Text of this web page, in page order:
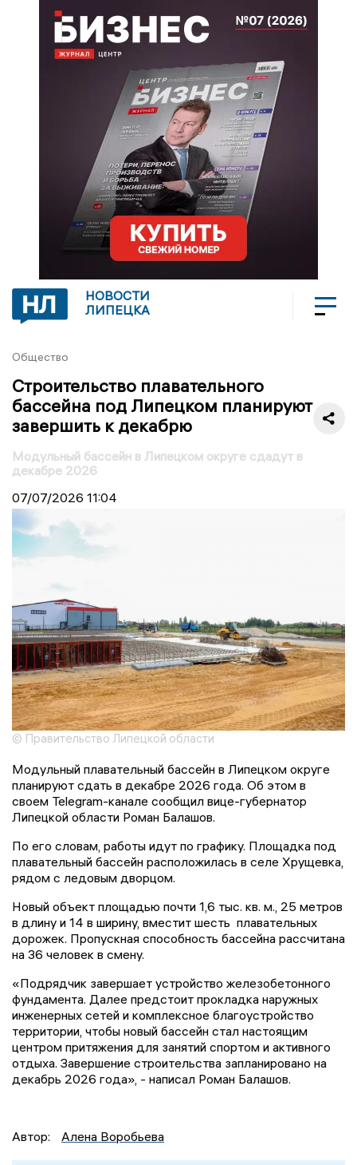
НОВОСТИ
ЛИПЕЦКА
Общество
Строительство плавательного
бассейна под Липецком планируют
завершить к декабрю
Модульный бассейн в Липецком округе сдадут в
декабре 2026
07/07/2026 11:04
© Правительство Липецкой области
Модульный плавательный бассейн в Липецком округе
планируют сдать в декабре 2026 года. Об этом в
своем Telegram-канале сообщил вице-губернатор
Липецкой области Роман Балашов.
По его словам, работы идут по графику. Площадка под
плавательный бассейн расположилась в селе Хрущевка,
рядом с ледовым дворцом.
Новый объект площадью почти 1,6 тыс. кв. м., 25 метров
в длину и 14 в ширину, вместит шесть плавательных
дорожек. Пропускная способность бассейна рассчитана
на 36 человек в смену.
«Подрядчик завершает устройство железобетонного
фундамента. Далее предстоит прокладка наружных
инженерных сетей и комплексное благоустройство
территории, чтобы новый бассейн стал настоящим
центром притяжения для занятий спортом и активного
отдыха. Завершение строительства запланировано на
декабрь 2026 года», - написал Роман Балашов.
Автор: Алена Воробьева